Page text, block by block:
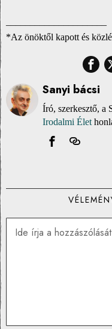
*Az önöktől kapott és
Sanyi bácsi
Író, szerkesztő, a
Irodalmi Élet